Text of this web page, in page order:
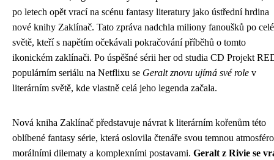
po letech opět vrací na scénu fantasy literatury jako ústřední hrdina
nové knihy Zaklínač. Tato zpráva nadchla miliony fanoušků po
světě, kteří s napětím očekávali pokračování příběhů o tomto
ikonickém zaklínači. Po úspěšné sérii her od studia CD Projekt
populárním seriálu na Netflixu se Geralt znovu ujímá své role v
literárním světě, kde vlastně celá jeho legenda začala.
Nová kniha Zaklínač představuje návrat k literárním kořenům této
oblíbené fantasy série, která oslovila čtenáře svou temnou
morálními dilematy a komplexními postavami. Geralt z Rivie se